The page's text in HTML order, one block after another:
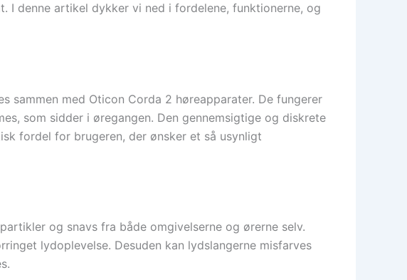
I denne artikel dykker vi ned i fordelene, funktionerne, og
sammen med Oticon Corda 2 høreapparater. De fungerer
som sidder i øregangen. Den gennemsigtige og diskrete
fordel for brugeren, der ønsker et så usynligt
og snavs fra både omgivelserne og ørerne selv.
lydoplevelse. Desuden kan lydslangerne misfarves